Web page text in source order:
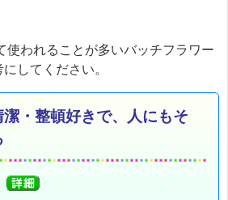
使われることが多いバッチフラワー
してください。
・整頓好きで、人にもそ